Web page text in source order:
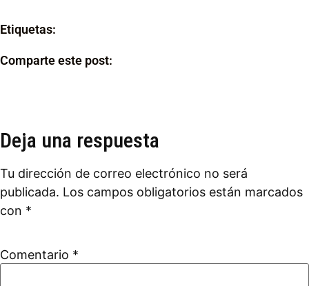
Etiquetas:
Comparte este post:
Deja una respuesta
Tu dirección de correo electrónico no será
publicada. Los campos obligatorios están marcados
con *
Comentario *